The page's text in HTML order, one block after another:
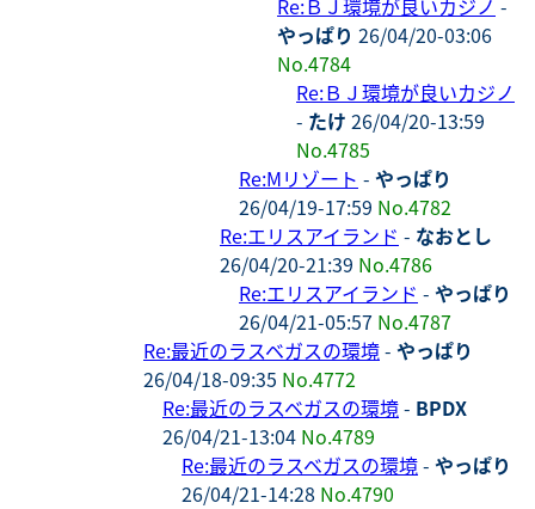
Re:ＢＪ環境が良いカジノ -
やっぱり 26/04/20-03:06
No.4784
Re:ＢＪ環境が良いカジノ
- たけ 26/04/20-13:59
No.4785
Re:Mリゾート - やっぱり
26/04/19-17:59 No.4782
Re:エリスアイランド - なおとし
26/04/20-21:39 No.4786
Re:エリスアイランド - やっぱり
26/04/21-05:57 No.4787
Re:最近のラスベガスの環境- やっぱり
26/04/18-09:35 No.4772
Re:最近のラスベガスの環境- BPDX
26/04/21-13:04 No.4789
Re:最近のラスベガスの環境- やっぱり
26/04/21-14:28 No.4790